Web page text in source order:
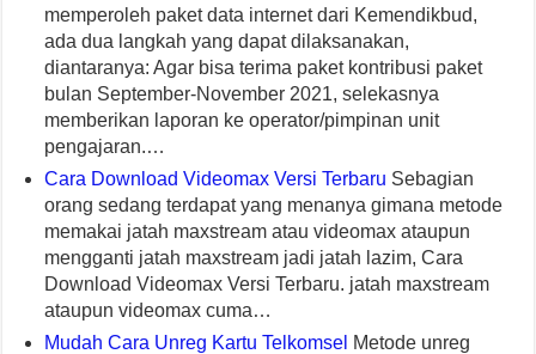
memperoleh paket data internet dari Kemendikbud,
ada dua langkah yang dapat dilaksanakan,
diantaranya: Agar bisa terima paket kontribusi paket
bulan September-November 2021, selekasnya
memberikan laporan ke operator/pimpinan unit
pengajaran.…
Cara Download Videomax Versi Terbaru Sebagian
orang sedang terdapat yang menanya gimana metode
memakai jatah maxstream atau videomax ataupun
mengganti jatah maxstream jadi jatah lazim, Cara
Download Videomax Versi Terbaru. jatah maxstream
ataupun videomax cuma…
Mudah Cara Unreg Kartu Telkomsel Metode unreg